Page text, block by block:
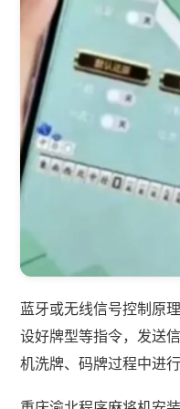
蓝牙或无线信号控制原
设好牌型等指令，发送
机洗牌、码牌过程中进